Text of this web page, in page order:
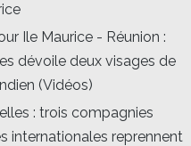
Ile Maurice - Réunion :
dévoile deux visages de
(Vidéos)
: trois compagnies
internationales reprennent